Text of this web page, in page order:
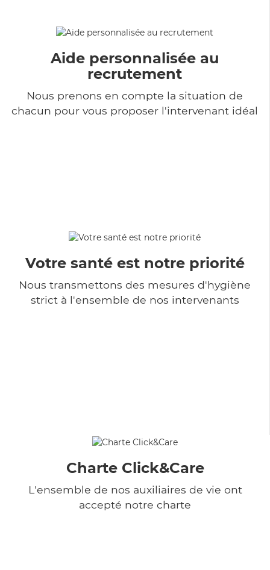
Aide personnalisée au
recrutement
Nous prenons en compte la situation de
chacun pour vous proposer l'intervenant idéal
Votre santé est notre priorité
Nous transmettons des mesures d'hygiène
strict à l'ensemble de nos intervenants
Charte Click&Care
L'ensemble de nos auxiliaires de vie ont
accepté notre charte